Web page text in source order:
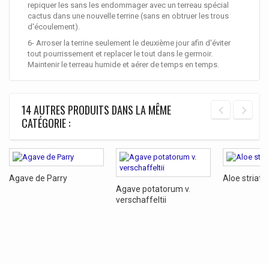
repiquer les sans les endommager avec un terreau spécial
cactus dans une nouvelle terrine (sans en obtruer les trous
d'écoulement).
6- Arroser la terrine seulement le deuxième jour afin d'éviter
tout pourrissement et replacer le tout dans le germoir.
Maintenir le terreau humide et aérer de temps en temps.
14 AUTRES PRODUITS DANS LA MÊME
CATÉGORIE :
Agave de Parry
Agave potatorum v.
verschaffeltii
Aloe striata